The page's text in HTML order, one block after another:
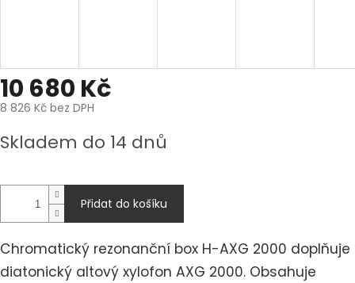
10 680 Kč
8 826 Kč bez DPH
cena:
Skladem do 14 dnů
Přidat do košíku
Chromatický rezonanční box H-AXG 2000 doplňuje
diatonický altový xylofon AXG 2000. Obsahuje